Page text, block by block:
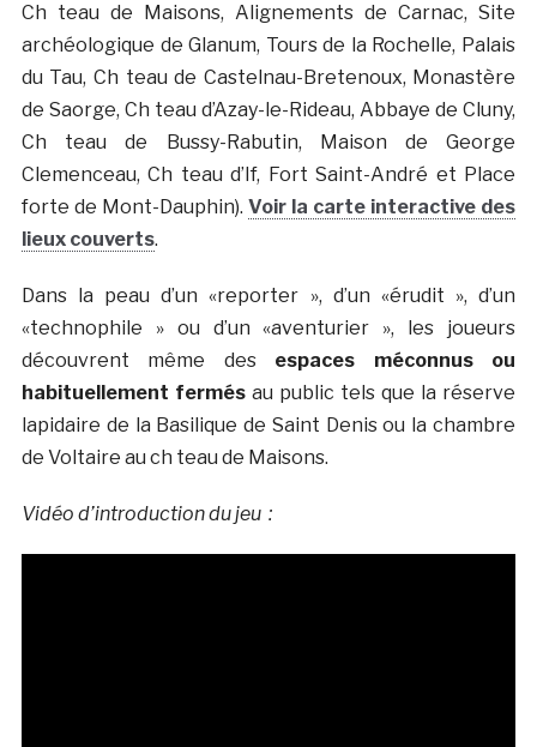
Ch teau de Maisons, Alignements de Carnac, Site
archéologique de Glanum, Tours de la Rochelle, Palais
du Tau, Ch teau de Castelnau-Bretenoux, Monastère
de Saorge, Ch teau d’Azay-le-Rideau, Abbaye de Cluny,
Ch teau de Bussy-Rabutin, Maison de George
Clemenceau, Ch teau d’If, Fort Saint-André et Place
forte de Mont-Dauphin). Voir la carte interactive des
lieux couverts.
Dans la peau d’un «reporter », d’un «érudit », d’un
«technophile » ou d’un «aventurier », les joueurs
découvrent même des espaces méconnus ou
habituellement fermésau public tels que la réserve
lapidaire de la Basilique de Saint Denis ou la chambre
de Voltaire au ch teau de Maisons.
Vidéo d’introduction du jeu :